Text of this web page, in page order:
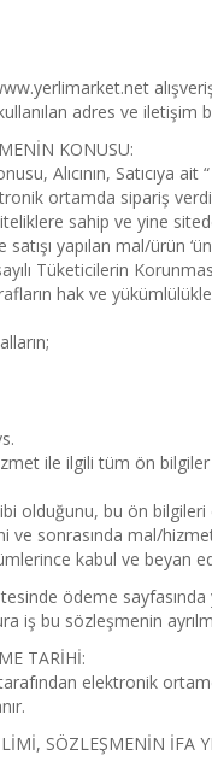
adres ve iletişim
KONUSU:
Alıcının, Satıcıya ait
ortamda sipariş
sahip ve yine
yapılan mal/ürün
Tüketicilerin
hak ve
ile ilgili tüm ön bilgiler
olduğunu, bu ön
ve sonrasında mal/
kabul ve beyan
ödeme
iş bu sözleşmenin
TARİHİ:
elektronik
SÖZLEŞMENİN İFA